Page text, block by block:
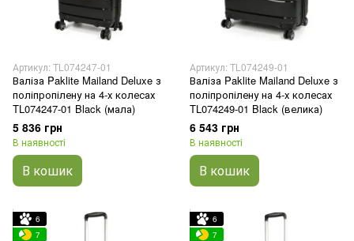
Артикул: TL074247-01
Валіза Paklite Mailand Deluxe з
поліпропілену на 4-х колесах
TL074247-01 Black (мала)
5 836 грн
В наявності
В кошик
Артикул: TL074249-01
Валіза Paklite Mailand Deluxe з
поліпропілену на 4-х колесах
TL074249-01 Black (велика)
6 543 грн
В наявності
В кошик
6
7
6
7